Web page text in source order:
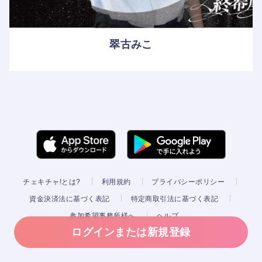
ログインまたは新規登録
翠古みこ
チェキチャ!とは? 利用規約 プライバシーポリシー
資金決済法に基づく表記 特定商取引法に基づく表記
参加希望事務所様へ ヘルプ